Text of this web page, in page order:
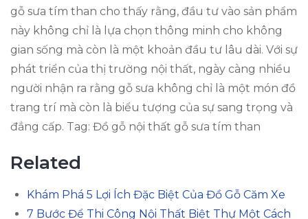
gỗ sưa tím than cho thấy rằng, đầu tư vào sản phẩm
này không chỉ là lựa chọn thông minh cho không
gian sống mà còn là một khoản đầu tư lâu dài. Với sự
phát triển của thị trường nội thất, ngày càng nhiều
người nhận ra rằng gỗ sưa không chỉ là một món đồ
trang trí mà còn là biểu tượng của sự sang trọng và
đẳng cấp. Tag: Đồ gỗ nội thất gỗ sưa tím than
Related
Khám Phá 5 Lợi Ích Đặc Biệt Của Đồ Gỗ Căm Xe
7 Bước Để Thi Công Nội Thất Biệt Thự Một Cách